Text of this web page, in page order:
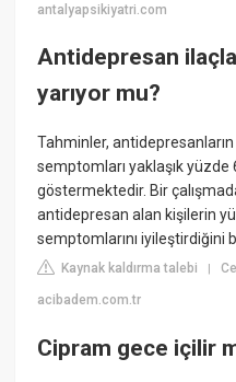
antalyapsikiyatri.com
Antidepresan
yarıyor mu?
Tahminler,
semptomları yaklaşık yüzde
göstermektedir. Bir
antidepresan alan kişilerin
semptomlarını iyileştirdiğini
Kaynak kaldırma talebi |
acibadem.com.tr
Cipram gece içilir